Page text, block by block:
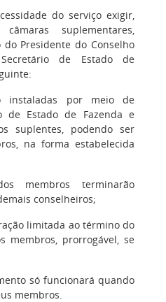
do serviço exigir,
suplementares,
Presidente do Conselho
de Estado de
instaladas por meio de
de Estado de Fazenda e
suplentes, podendo ser
na forma estabelecida
membros terminarão
conselheiros;
limitada ao término do
membros, prorrogável, se
só funcionará quando
membros.